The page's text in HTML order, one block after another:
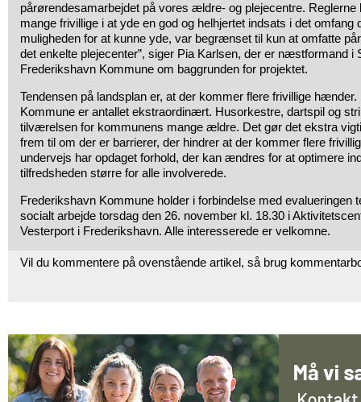
pårørendesamarbejdet på vores ældre- og plejecentre.
mange frivillige i at yde en god og helhjertet indsats i det omfang
muligheden for at kunne yde, var begrænset til kun at omfatte
det enkelte plejecenter”, siger Pia Karlsen, der er næstformand i
Frederikshavn Kommune om baggrunden for projektet.
Tendensen på landsplan er, at der kommer flere frivillige
Kommune er antallet ekstraordinært. Husorkestre, dartspil og
tilværelsen for kommunens mange ældre. Det gør det ekstra
frem til om der er barrierer, der hindrer at der kommer flere
undervejs har opdaget forhold, der kan ændres for at optimere
tilfredsheden større for alle involverede.
Frederikshavn Kommune holder i forbindelse med evalueringen
socialt arbejde torsdag den 26. november kl. 18.30 i
Vesterport i Frederikshavn. Alle interesserede er velkomne.
Vil du kommentere på ovenstående artikel, så brug